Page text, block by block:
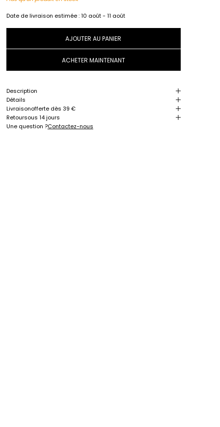
Date de livraison estimée :10 août - 11 août
AJOUTER AU PANIER
ACHETER MAINTENANT
Description
Détails
Livraisonofferte dès 39 €
Retoursous 14 jours
Une question ?Contactez-nous